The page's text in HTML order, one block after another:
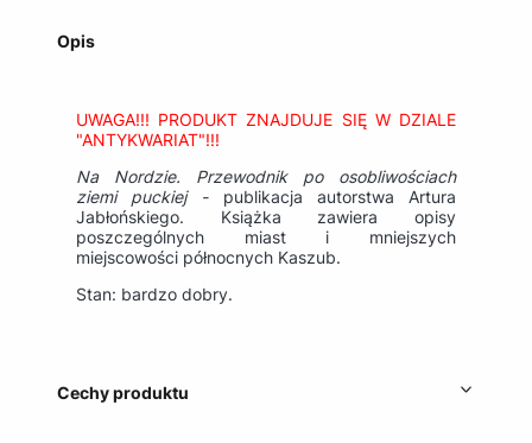
Opis
UWAGA!!! PRODUKT ZNAJDUJE SIĘ W DZIALE
"ANTYKWARIAT"!!!
Na Nordzie. Przewodnik po osobliwościach
ziemi puckiej -publikacja autorstwa Artura
Jabłońskiego. Książka zawiera opisy
poszczególnych miast i mniejszych
miejscowości północnych Kaszub.
Stan: bardzo dobry.
Cechy produktu